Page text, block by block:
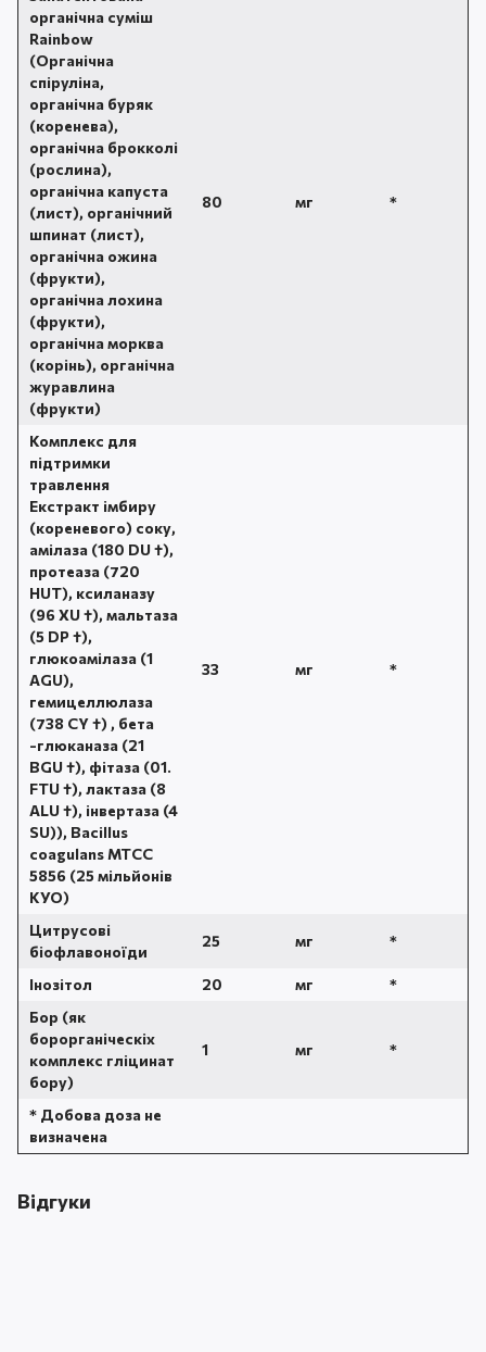
органічна суміш
Rainbow
(Органічна
спіруліна,
органічна буряк
(коренева),
органічна брокколі
(рослина),
органічна капуста
(лист), органічний
шпинат (лист),
органічна ожина
(фрукти),
органічна лохина
(фрукти),
органічна морква
(корінь), органічна
журавлина
(фрукти)
80 мг *
Комплекс для
підтримки
травлення
Екстракт імбиру
(кореневого) соку,
амілаза (180 DU †),
протеаза (720
HUT), ксиланазу
(96 XU †), мальтаза
(5 DP †),
глюкоамілаза (1
AGU),
гемицеллюлаза
(738 CY †) , бета
-глюканаза (21
BGU †), фітаза (01.
FTU †), лактаза (8
ALU †), інвертаза (4
SU)), Bacillus
coagulans MTCC
5856 (25 мільйонів
КУО)
33 мг *
Цитрусові
біофлавоноїди
25 мг *
Інозітол 20 мг
*
Бор (як
борорганіческіх
комплекс гліцинат
бору)
1 мг *
* Добова доза не
визначена
Відгуки